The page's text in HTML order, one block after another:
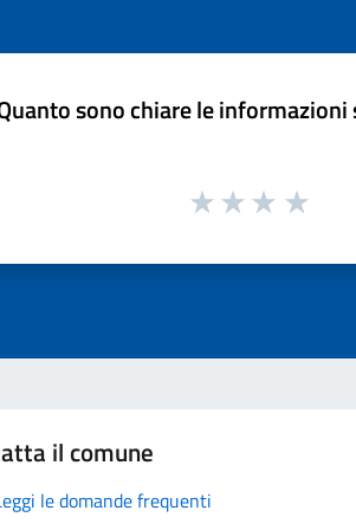
sono chiare le informazioni
il comune
le domande frequenti